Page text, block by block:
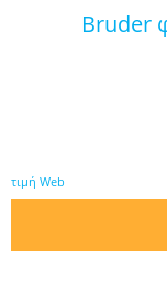
bruder
τιμή Web